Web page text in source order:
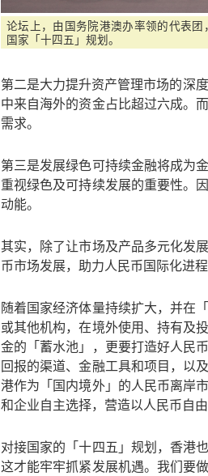
论坛上，由国务院港澳办率领的代表
国家「十四五」规划。
第二是大力提升资产管理市场的深
中来自海外的资金占比超过六成。
需求。
第三是发展绿色可持续金融将成为
重视绿色及可持续发展的重要性。
动能。
其实，除了让市场及产品多元化发
币市场发展，助力人民币国际化进程
随着国家经济体量持续扩大，并在
或其他机构，在境外使用、持有及
金的「蓄水池」，更要打造好人民
回报的渠道、金融工具和项目，以
港作为「国内境外」的人民币离岸
和企业自主选择，营造以人民币自
对接国家的「十四五」规划，香港
这才能牢牢抓紧发展机遇。我们要